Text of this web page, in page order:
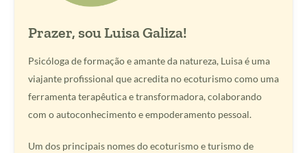
Prazer, sou Luisa Galiza!
Psicóloga de formação e amante da natureza, Luisa é uma
viajante profissional que acredita no ecoturismo como uma
ferramenta terapêutica e transformadora, colaborando
com o autoconhecimento e empoderamento pessoal.
Um dos principais nomes do ecoturismo e turismo de